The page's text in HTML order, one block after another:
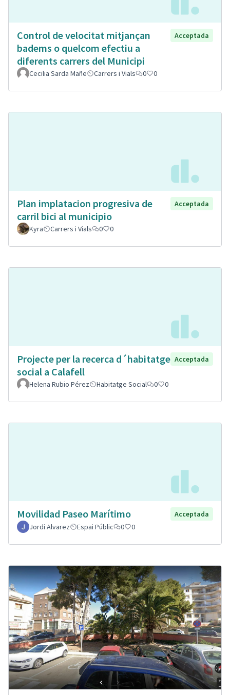
Control de velocitat mitjançan
badems o quelcom efectiu a
diferents carrers del Municipi
Acceptada
Cecilia Sarda Mañe Carrers i Vials 0 0
Plan implatacion progresiva de
carril bici al municipio
Acceptada
Kyra Carrers i Vials 0 0
Projecte per la recerca d´habitatge
social a Calafell
Acceptada
Helena Rubio Pérez Habitatge Social 0 0
Movilidad Paseo Marítimo
Acceptada
Jordi Alvarez
Espai Públic 0 0